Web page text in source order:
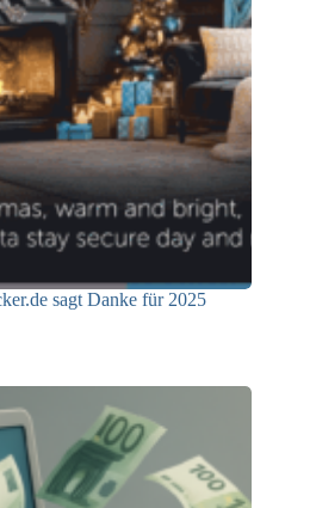
sagt Danke für 2025